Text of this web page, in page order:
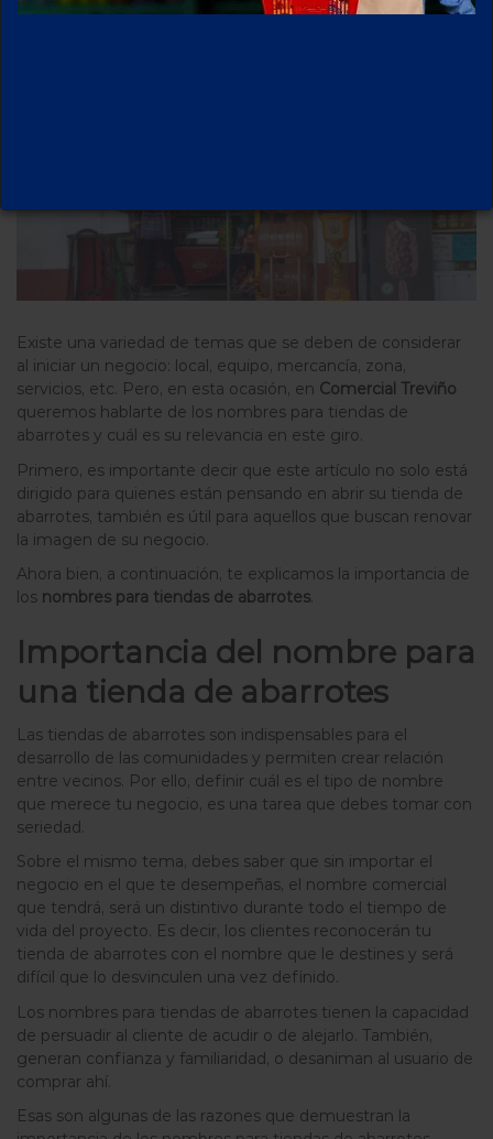
Existe una variedad de temas que se deben de considerar
al iniciar un negocio: local, equipo, mercancía, zona,
servicios, etc. Pero, en esta ocasión, en Comercial Treviño
queremos hablarte de los nombres para tiendas de
abarrotes y cuál es su relevancia en este giro.
Primero, es importante decir que este artículo no solo está
dirigido para quienes están pensando en abrir su tienda de
abarrotes, también es útil para aquellos que buscan renovar
la imagen de su negocio.
Ahora bien, a continuación, te explicamos la importancia de
los nombres para tiendas de abarrotes.
Importancia del nombre para
una tienda de abarrotes
Las tiendas de abarrotes son indispensables para el
desarrollo de las comunidades y permiten crear relación
entre vecinos. Por ello, definir cuál es el tipo de nombre
que merece tu negocio, es una tarea que debes tomar con
seriedad.
Sobre el mismo tema, debes saber que sin importar el
negocio en el que te desempeñas, el nombre comercial
que tendrá, será un distintivo durante todo el tiempo de
vida del proyecto. Es decir, los clientes reconocerán tu
tienda de abarrotes con el nombre que le destines y será
difícil que lo desvinculen una vez definido.
Los nombres para tiendas de abarrotes tienen la capacidad
de persuadir al cliente de acudir o de alejarlo. También,
generan confianza y familiaridad, o desaniman al usuario de
comprar ahí.
Esas son algunas de las razones que demuestran la